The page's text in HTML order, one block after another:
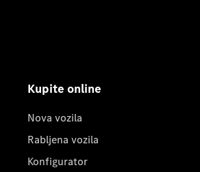
Kupite online
Nova vozila
Rabljena vozila
Konfigurator